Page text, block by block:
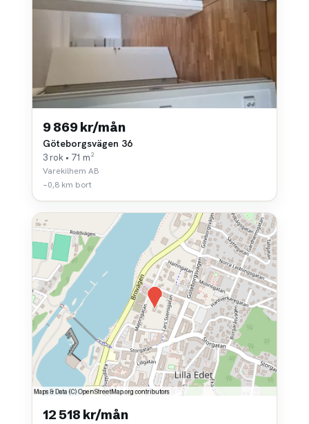
9 869 kr/mån
Göteborgsvägen 36
3 rok • 71 m²
Varekilhem AB
~0,8 km bort
12 518 kr/mån